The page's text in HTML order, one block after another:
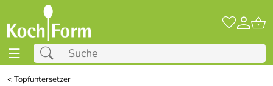
<Topfuntersetzer